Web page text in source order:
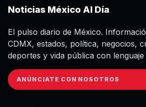
Noticias México Al Día
El pulso diario de México.
CDMX, estados, política, negocios,
deportes y vida pública con
ANÚNCIATE CON NOSOTROS